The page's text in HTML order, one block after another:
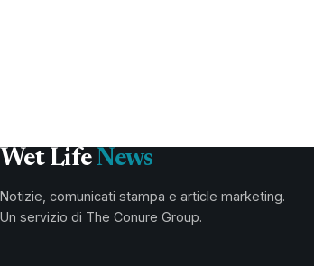
Wet Life News
Notizie, comunicati stampa e article marketing.
Un servizio di The Conure Group.